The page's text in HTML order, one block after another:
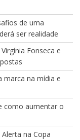
de uma
ser realidade
Fonseca e
marca na mídia e
como aumentar o
na Copa